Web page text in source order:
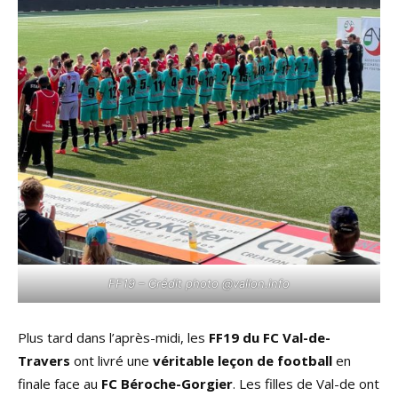
FF19 – Crédit photo @vallon.info
Plus tard dans l’après-midi, les FF19 du FC Val-de-
Travers ont livré une véritable leçon de football en
finale face au FC Béroche-Gorgier. Les filles de Val-de ont